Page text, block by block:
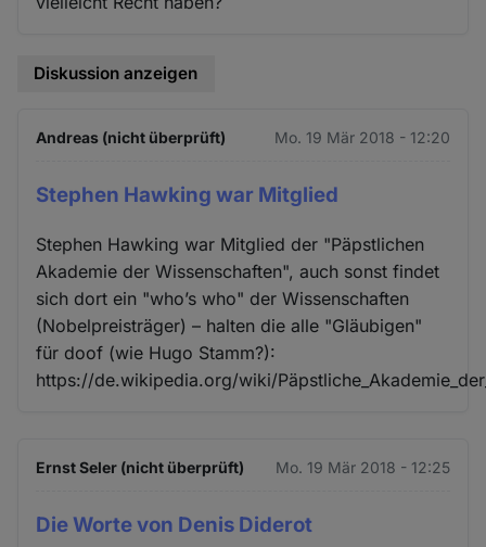
Diskussion anzeigen
Andreas (nicht überprüft) Mo. 19 Mär 2018 - 12:20
Stephen Hawking war Mitglied
Stephen Hawking war Mitglied der "Päpstlichen
Akademie der Wissenschaften", auch sonst findet
sich dort ein "who’s who" der Wissenschaften
(Nobelpreisträger) – halten die alle "Gläubigen"
für doof (wie Hugo Stamm?):
https://de.wikipedia.org/wiki/
Ernst Seler (nicht überprüft) Mo. 19 Mär 2018 - 12:25
Die Worte von Denis Diderot